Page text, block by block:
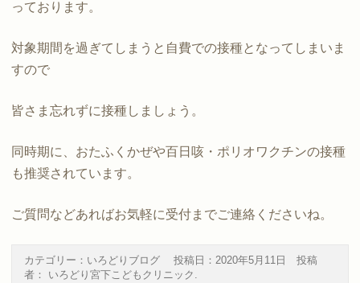
っております。
対象期間を過ぎてしまうと自費での接種となってしまいま
すので
皆さま忘れずに接種しましょう。
同時期に、おたふくかぜや百日咳・ポリオワクチンの接種
も推奨されています。
ご質問などあればお気軽に受付までご連絡くださいね。
カテゴリー： いろどりブログ 投稿日： 2020年5月11日
投稿
者： いろどり宮下こどもクリニック